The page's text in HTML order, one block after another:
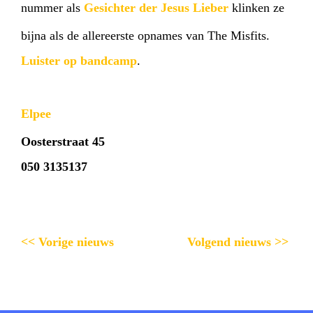
nummer als Gesichter der Jesus Lieber klinken ze
bijna als de allereerste opnames van The Misfits.
Luister op bandcamp.
Elpee
Oosterstraat 45
050 3135137
<< Vorige nieuws Volgend nieuws >>